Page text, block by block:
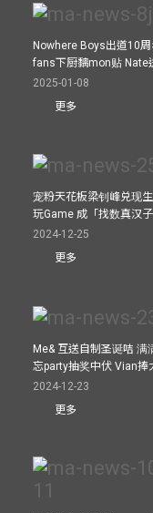
Nowhere Boys出道10
fans下厨黐mon贴 Nate
2025-01-08
更多
宠粉天花板梁钊峰兑现
玩Game 成「找数真汉
2024-12-25
更多
Me& 互送自制圣诞咭
忘party抽奖中伏 Vian捧
2024-12-23
更多